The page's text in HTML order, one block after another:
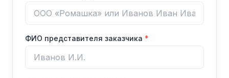
ФИО представителя заказчика